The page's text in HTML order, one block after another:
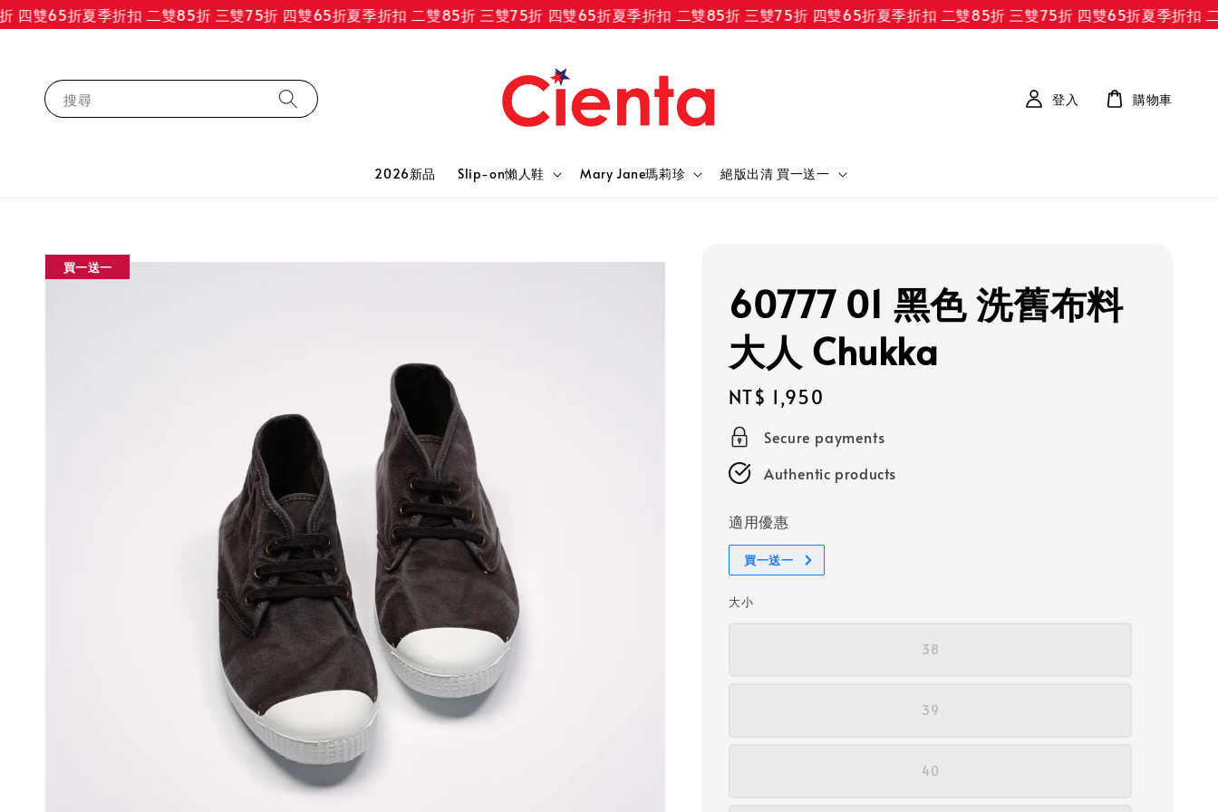
雙65折夏季折扣 二雙85折 三雙75折 四雙65折夏季折扣 二雙85折 三雙75折 四雙65折夏季折扣 二雙85折 三雙75折 四雙65折夏季折扣 二雙85折 三雙75折 四雙65折夏季折扣 二雙
搜尋
2026新品 Slip-on懶人鞋 Mary Jane瑪莉珍 絕版出清 買一送一
登入 購物車
買一送一
60777 01 黑色 洗舊布料
大人 Chukka
Regular
price
NT$ 1,950
Secure payments
Authentic products
適用優惠
買一送一
大小
38
39
40